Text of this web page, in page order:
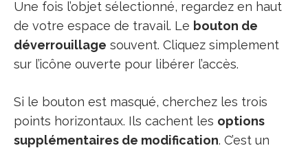
Une fois l’objet sélectionné, regardez en haut
de votre espace de travail. Le bouton de
déverrouillage souvent. Cliquez simplement
sur l’icône ouverte pour libérer l’accès.
Si le bouton est masqué, cherchez les trois
points horizontaux. Ils cachent les options
supplémentaires de modification. C’est un